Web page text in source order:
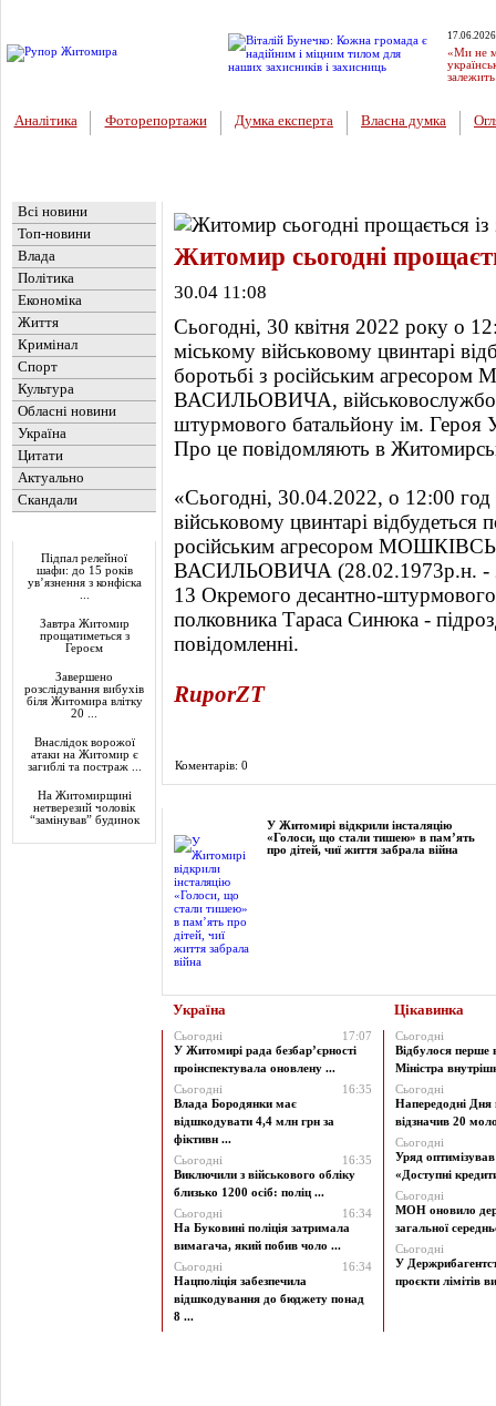
«Ми не
Аналітика Фоторепортажи Думка експерта Власна думка
Всі новини
Топ-новини
Влада
Політика
Економіка
Життя
Кримінал
Спорт
Культура
Обласні новини
Україна
Цитати
Актуально
Скандали
Підпал релейної
шафи: до 15 років
ув’язнення з конфіска
Завтра Житомир
прощатиметься з
Героєм
Завершено
розслідування вибухів
біля Житомира влітку
20 ...
Внаслідок ворожої
атаки на Житомир є
загиблі та постраж ...
На Житомирщині
нетверезий чоловік
“замінував” будинок
Житомир сьогодні
30.04 11:08
Сьогодні, 30 квітня 2022 року о
міському військовому цвинтарі
боротьбі з російським
ВАСИЛЬОВИЧА,
штурмового батальйону ім. Героя
Про це повідомляють в
«Сьогодні, 30.04.2022, о 12:00
військовому цвинтарі відбудеться
російським агресором
ВАСИЛЬОВИЧА (28.02.1973р.н. -
13 Окремого десантно-
полковника Тараса Синюка -
повідомленні.
RuporZT
Коментарів: 0
У Житомирі відкрили інсталяцію
«Голоси, що стали тишею» в пам’ять
про дітей, чиї життя забрала війна
Україна Цікавинка
Сьогодні
17:07
У Житомирі рада безбар’єрності
проінспектувала оновлену ...
Сьогодні
16:35
Влада Бородянки має
відшкодувати 4,4 млн грн за
фіктивн ...
Сьогодні
16:35
Виключили з військового обліку
близько 1200 осіб: поліц ...
Сьогодні
16:34
На Буковині поліція затримала
вимагача, який побив чоло ...
Сьогодні
16:34
Нацполіція забезпечила
відшкодування до бюджету понад
8 ...
Сьогодні
Відбулося перше
Міністра
Сьогодні
Напередодні Дня
відзначив 20
Сьогодні
Уряд
«Доступні
Сьогодні
МОН оновило
загальної
Сьогодні
У
проєкти лімітів